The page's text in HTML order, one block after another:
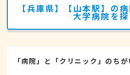
【兵庫県】【山本駅】の
大学病院を探
「病院」と「クリニック」のち